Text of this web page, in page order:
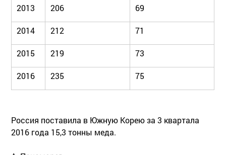
2013 206 69
2014 212 71
2015 219 73
2016 235 75
Россия поставила в Южную Корею за 3 квартала
2016 года 15,3 тонны меда.